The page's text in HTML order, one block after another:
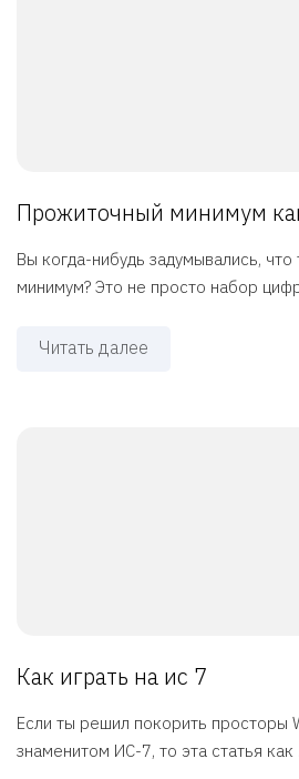
Прожиточный минимум
Вы когда-нибудь задумывались,
минимум? Это не просто набор
Читать далее
Как играть на ис 7
Если ты решил покорить просторы
знаменитом ИС-7, то эта статья как